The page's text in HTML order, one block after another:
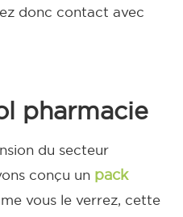
donc contact avec
pharmacie
du secteur
conçu un pack
vous le verrez, cette